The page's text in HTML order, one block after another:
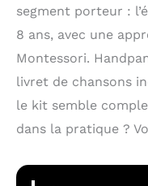
segment porteur :
8 ans, avec une
Montessori.
livret de chansons
le kit semble
dans la pratique ?